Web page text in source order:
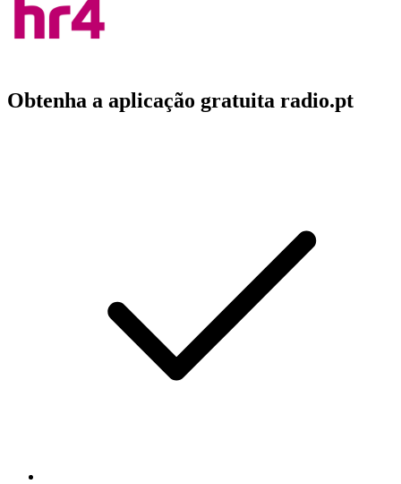
Obtenha a aplicação gratuita radio.pt